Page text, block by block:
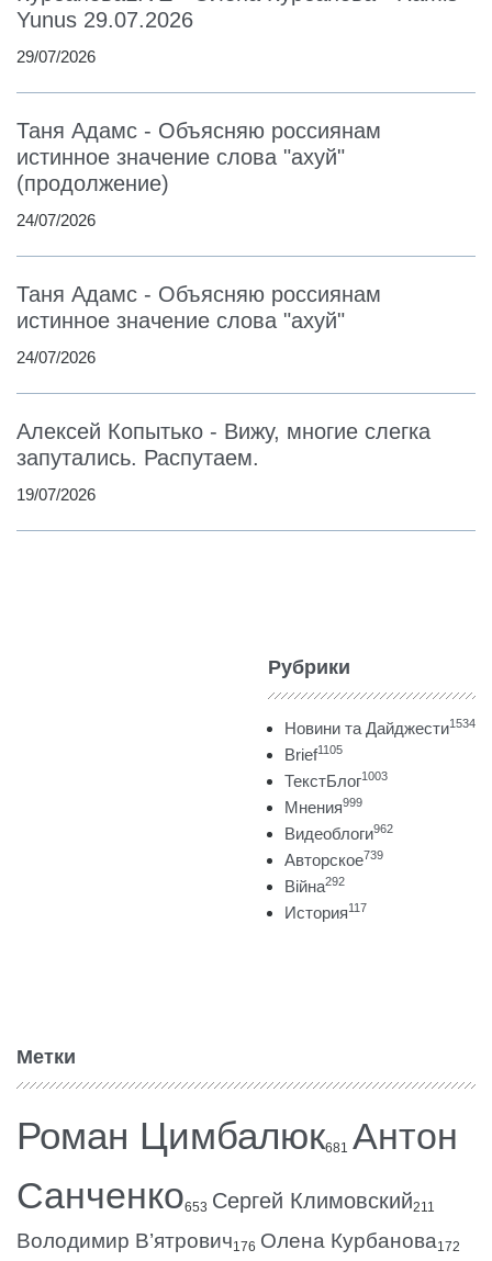
Yunus 29.07.2026
29/07/2026
Таня Адамс - Объясняю россиянам
истинное значение слова "ахуй"
(продолжение)
24/07/2026
Таня Адамс - Объясняю россиянам
истинное значение слова "ахуй"
24/07/2026
Алексей Копытько - Вижу, многие слегка
запутались. Распутаем.
19/07/2026
Рубрики
Новини та Дайджести1534
Brief1105
ТекстБлог1003
Мнения999
Видеоблоги962
Авторское739
Війна292
История117
Метки
Роман Цимбалюк681 Антон
Санченко653 Сергей Климовский211
Володимир В’ятрович176 Олена Курбанова172